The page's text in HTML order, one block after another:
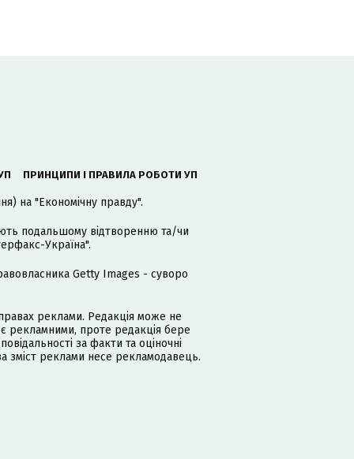
ПРИНЦИПИ І ПРАВИЛА РОБОТИ УП
на "Економічну правду".
подальшому відтворенню та/чи
Україна".
Getty Images - суворо
реклами. Редакція може не
рекламними, проте редакція бере
за факти та оціночні
зміст реклами несе рекламодавець.